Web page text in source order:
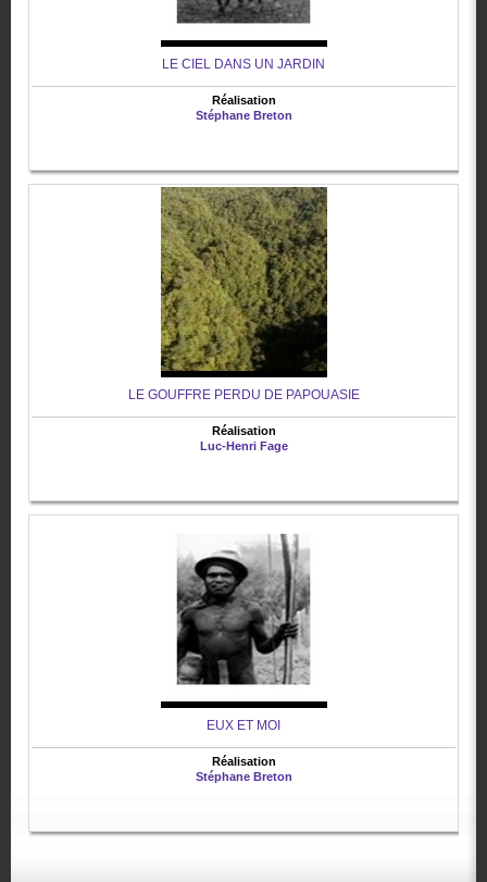
LE CIEL DANS UN JARDIN
Réalisation
Stéphane Breton
LE GOUFFRE PERDU DE PAPOUASIE
Réalisation
Luc-Henri Fage
EUX ET MOI
Réalisation
Stéphane Breton